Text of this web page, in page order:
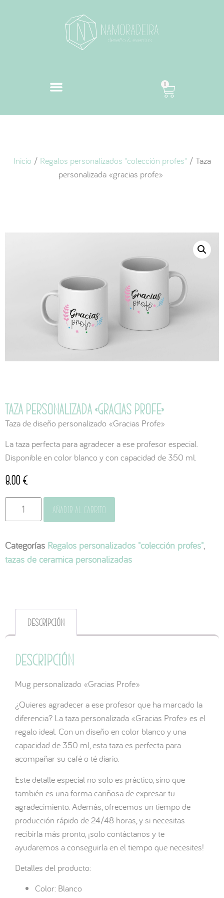
0
Inicio / Regalos personalizados "colección profes" / Taza
personalizada «gracias profe»
Taza personalizada «gracias profe»
Taza de diseño personalizado «Gracias Profe»
La taza perfecta para agradecer a ese profesor especial.
Disponible en color blanco y con capacidad de 350 ml.
8,00 €
Añadir al carrito
Categorías Regalos personalizados "colección profes",
tazas de ceramica personalizadas
Descripción
Descripción
Mug personalizado «Gracias Profe»
¿Quieres agradecer a ese profesor que ha marcado la
diferencia? La taza personalizada «Gracias Profe» es el
regalo ideal. Con un diseño en color blanco y una
capacidad de 350 ml, esta taza es perfecta para
acompañar su café o té diario.
Este detalle especial no solo es práctico, sino que
también es una forma cariñosa de expresar tu
agradecimiento. Además, ofrecemos un tiempo de
producción rápido de 24/48 horas, y si necesitas
recibirla más pronto, ¡solo contáctanos y te
ayudaremos a conseguirla en el tiempo que necesites!
Detalles del producto:
Color: Blanco